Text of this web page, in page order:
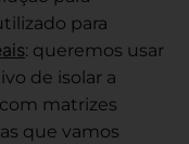
para
: queremos usar
de isolar a
matrizes
que vamos